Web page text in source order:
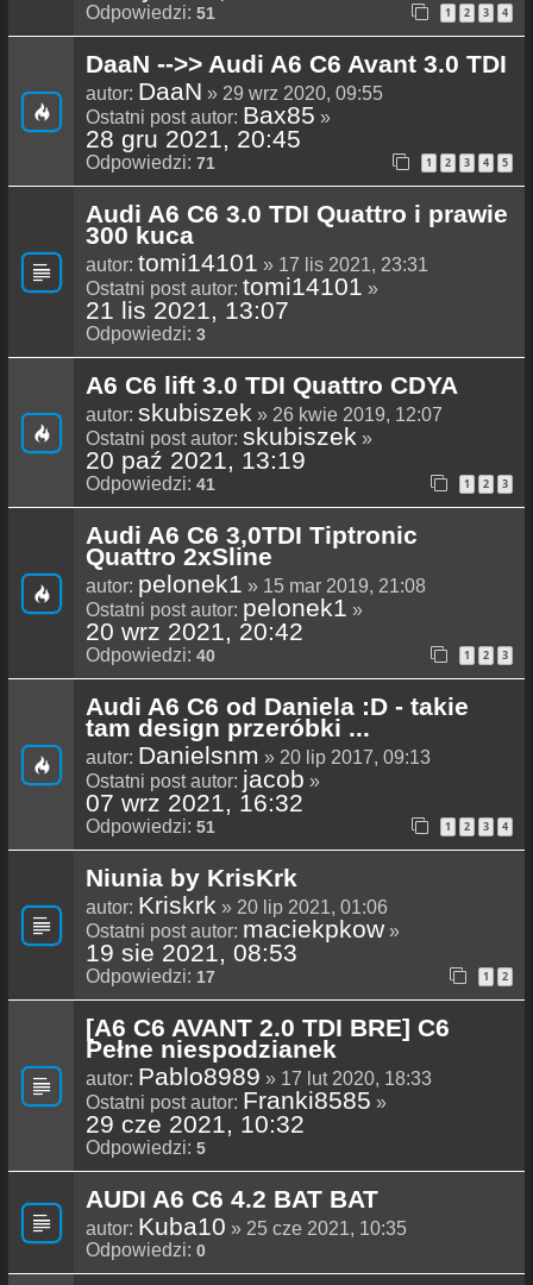
Odpowiedzi: 51 1 2 3 4
DaaN -->> Audi A6 C6 Avant 3.0 TDI
autor: DaaN » 29 wrz 2020, 09:55
Ostatni post autor: Bax85 »
28 gru 2021, 20:45
Odpowiedzi: 71 1 2 3 4 5
Audi A6 C6 3.0 TDI Quattro i prawie
300 kuca
autor: tomi14101 » 17 lis 2021, 23:31
Ostatni post autor: tomi14101 »
21 lis 2021, 13:07
Odpowiedzi: 3
A6 C6 lift 3.0 TDI Quattro CDYA
autor: skubiszek » 26 kwie 2019, 12:07
Ostatni post autor: skubiszek »
20 paź 2021, 13:19
Odpowiedzi: 41 1 2 3
Audi A6 C6 3,0TDI Tiptronic
Quattro 2xSline
autor: pelonek1 » 15 mar 2019, 21:08
Ostatni post autor: pelonek1 »
20 wrz 2021, 20:42
Odpowiedzi: 40 1 2 3
Audi A6 C6 od Daniela :D - takie
tam design przeróbki ...
autor: Danielsnm » 20 lip 2017, 09:13
Ostatni post autor: jacob »
07 wrz 2021, 16:32
Odpowiedzi: 51 1 2 3 4
Niunia by KrisKrk
autor: Kriskrk » 20 lip 2021, 01:06
Ostatni post autor: maciekpkow »
19 sie 2021, 08:53
Odpowiedzi: 17 1 2
[A6 C6 AVANT 2.0 TDI BRE] C6
Pełne niespodzianek
autor: Pablo8989 » 17 lut 2020, 18:33
Ostatni post autor: Franki8585 »
29 cze 2021, 10:32
Odpowiedzi: 5
AUDI A6 C6 4.2 BAT BAT
autor: Kuba10 » 25 cze 2021, 10:35
Odpowiedzi: 0